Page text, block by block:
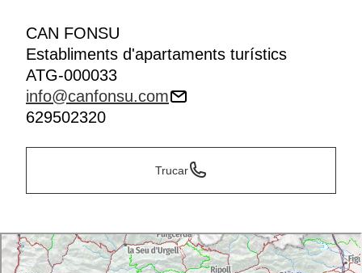
CAN FONSU
Establiments d'apartaments turístics
ATG-000033
info@canfonsu.com
629502320
Trucar